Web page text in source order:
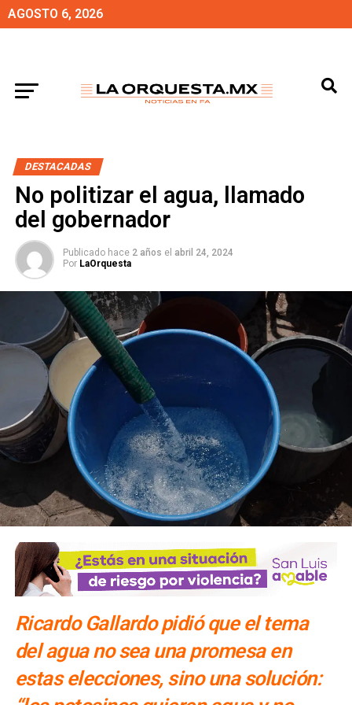
AGOSTO 6, 2026
DESTACADAS
No politizar el agua, llamado
del gobernador
Publicado hace 2 años el abril 24, 2024
Por LaOrquesta
Ricardo Gallardo pidió que el tema
del agua no sea una promesa en
estas elecciones, sino una solución: